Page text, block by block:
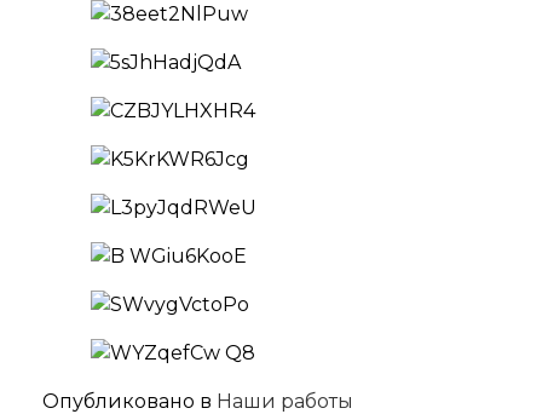
Опубликовано в Наши работы